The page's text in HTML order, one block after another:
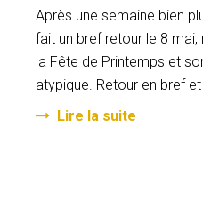
Après une semaine bien
fait un bref retour le 8
la Fête de Printemps et
atypique. Retour en bref
Lire la suite